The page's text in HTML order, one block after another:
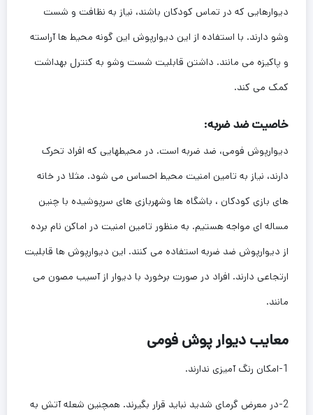
دیوارهایی که در تماس کودکان باشند، نیاز به نظافت و شست
وشو دارند. با استفاده از این دیوارپوش این گونه محیط ها آراسته
و پاکیزه می مانند. داشتن قابلیت شست وشو به کنترل بهداشت
کمک می کند.
خاصیت ضد ضربه:
دیوارپوش فومی، ضد ضربه است. در محیطهایی که افراد تحرک
دارند، نیاز به تامین امنیت محیط احساس می شود. مثلا در خانه
های بازی کودکان ، باشگاه ها وشهربازی های سرپوشیده با چنین
مساله ای مواجه هستیم. به منظور تامین امنیت در اماکن نام برده
از دیوارپوش ضد ضربه استفاده می کنند. این دیوارپوش ها قابلیت
ارتجاعی دارند. افراد در صورت برخورد با دیوار از آسیب مصون می
مانند.
معایب دیوار پوش فومی
1-امکان رنگ آمیزی ندارند.
2-در معرض گرمای شدید نباید قرار بگیرند. همچنین شعله آتش به